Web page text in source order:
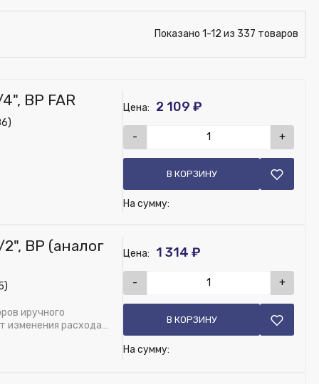
Показано 1-12 из 337 товаров
ВР FAR Цена: 2 109 ₽
- +
В КОРЗИНУ
На сумму:
ВР (аналог
иручного
изменения расхода
Цена: 1 314 ₽
- +
В КОРЗИНУ
На сумму: